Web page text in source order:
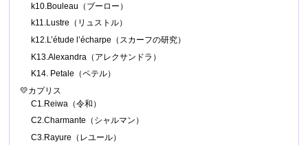
k10.Bouleau（ブーロー）
k11.Lustre（リュストル）
k12.L’étude l’écharpe（スカーフの研究）
K13.Alexandra（アレクサンドラ）
K14. Petale（ペテル）
💛カプリス
C1.Reiwa（令和）
C2.Charmante（シャルマン）
C3.Rayure（レユール）